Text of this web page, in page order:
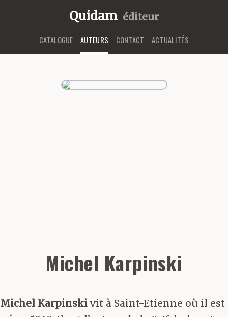
Quidam éditeur
CATALOGUE AUTEURS CONTACT ACTUALITÉS
Michel Karpinski
Michel Karpinski vit à Saint-Etienne où il est